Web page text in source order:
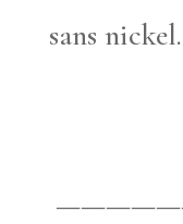
sans nickel.